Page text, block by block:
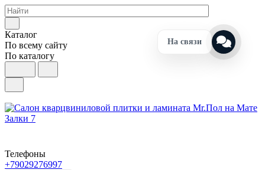
Каталог
По всему сайту
По каталогу
Телефоны
+79029276997
На связи